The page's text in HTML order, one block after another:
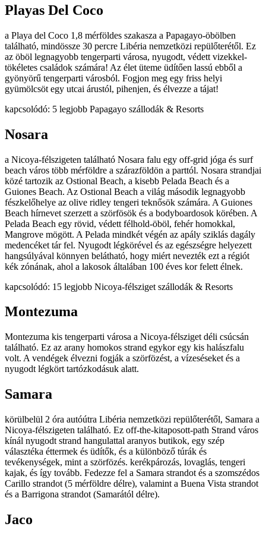
Playas Del Coco
a Playa del Coco 1,8 mérföldes szakasza a Papagayo-öbölben
található, mindössze 30 percre Libéria nemzetközi repülőterétől. Ez
az öböl legnagyobb tengerparti városa, nyugodt, védett vizekkel-
tökéletes családok számára! Az élet üteme üdítően lassú ebből a
gyönyörű tengerparti városból. Fogjon meg egy friss helyi
gyümölcsöt egy utcai árustól, pihenjen, és élvezze a tájat!
kapcsolódó: 5 legjobb Papagayo szállodák & Resorts
Nosara
a Nicoya-félszigeten található Nosara falu egy off-grid jóga és surf
beach város több mérföldre a szárazföldön a parttól. Nosara strandjai
közé tartozik az Ostional Beach, a kisebb Pelada Beach és a
Guiones Beach. Az Ostional Beach a világ második legnagyobb
fészkelőhelye az olive ridley tengeri teknősök számára. A Guiones
Beach hírnevet szerzett a szörfösök és a bodyboardosok körében. A
Pelada Beach egy rövid, védett félhold-öböl, fehér homokkal,
Mangrove mögött. A Pelada mindkét végén az apály sziklás dagály
medencéket tár fel. Nyugodt légkörével és az egészségre helyezett
hangsúlyával könnyen belátható, hogy miért nevezték ezt a régiót
kék zónának, ahol a lakosok általában 100 éves kor felett élnek.
kapcsolódó: 15 legjobb Nicoya-félsziget szállodák & Resorts
Montezuma
Montezuma kis tengerparti városa a Nicoya-félsziget déli csúcsán
található. Ez az arany homokos strand egykor egy kis halászfalu
volt. A vendégek élvezni fogják a szörfözést, a vízeséseket és a
nyugodt légkört tartózkodásuk alatt.
Samara
körülbelül 2 óra autóútra Libéria nemzetközi repülőterétől, Samara a
Nicoya-félszigeten található. Ez off-the-kitaposott-path Strand város
kínál nyugodt strand hangulattal aranyos butikok, egy szép
választéka éttermek és üdítők, és a különböző túrák és
tevékenységek, mint a szörfözés. kerékpározás, lovaglás, tengeri
kajak, és így tovább. Fedezze fel a Samara strandot és a szomszédos
Carillo strandot (5 mérföldre délre), valamint a Buena Vista strandot
és a Barrigona strandot (Samarától délre).
Jaco